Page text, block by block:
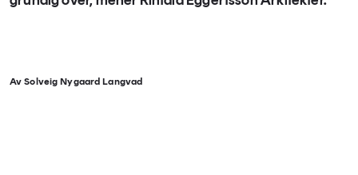
Av Solveig Nygaard Langvad